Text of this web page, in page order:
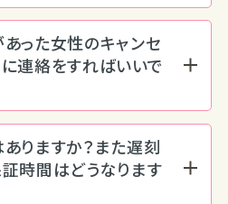
った女性のキャンセ
連絡をすればいいで
りますか？また遅刻
時間はどうなります